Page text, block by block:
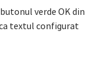
verde OK din
textul configurat